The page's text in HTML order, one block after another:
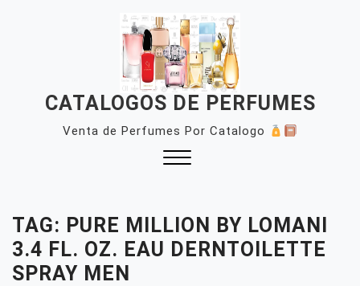
CATALOGOS DE PERFUMES
Venta de Perfumes Por Catalogo
TAG: PURE MILLION BY LOMANI
3.4 FL. OZ. EAU DERNTOILETTE
SPRAY MEN